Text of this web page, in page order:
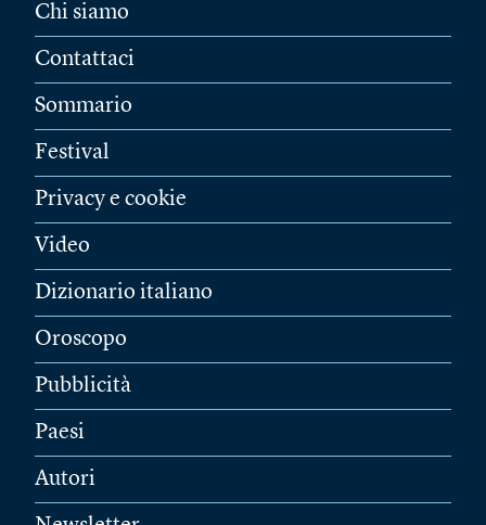
Chi siamo
Contattaci
Sommario
Festival
Privacy e cookie
Video
Dizionario italiano
Oroscopo
Pubblicità
Paesi
Autori